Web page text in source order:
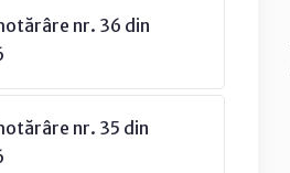
nr. 36 din
nr. 35 din